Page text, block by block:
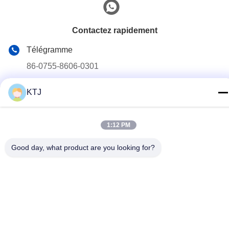
Contactez rapidement
Télégramme
86-0755-8606-0301
KTJ
1:12 PM
Good day, what product are you looking for?